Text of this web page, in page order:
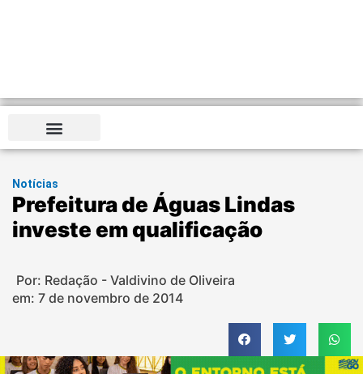
Notícias
Prefeitura de Águas Lindas
investe em qualificação
Por: Redação - Valdivino de Oliveira
em: 7 de novembro de 2014